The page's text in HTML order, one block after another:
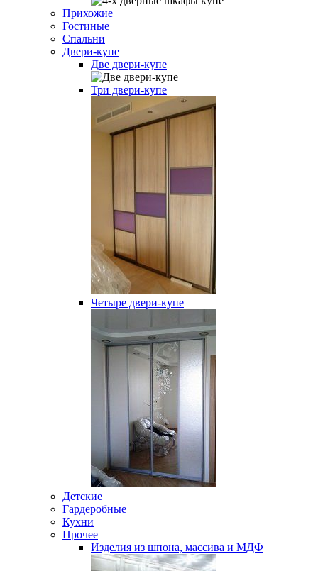
Прихожие
Гостиные
Спальни
Двери-купе
Две двери-купе
Три двери-купе
Четыре двери-купе
Детские
Гардеробные
Кухни
Прочее
Изделия из шпона, массива и МДФ